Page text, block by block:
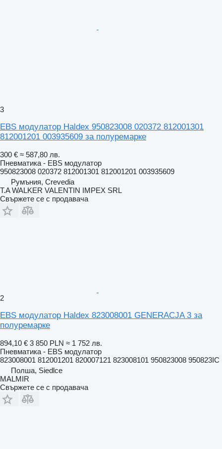
3
EBS модулатор Haldex 950823008 020372 812001301
812001201 003935609 за полуремарке
300 € ≈ 587,80 лв.
Пневматика - EBS модулатор
950823008 020372 812001301 812001201 003935609
Румъния, Crevedia
T.A WALKER VALENTIN IMPEX SRL
Свържете се с продавача
2
EBS модулатор Haldex 823008001 GENERACJA 3 за
полуремарке
894,10 € 3 850 PLN ≈ 1 752 лв.
Пневматика - EBS модулатор
823008001 812001201 820007121 823008101 950823008 950823IC
Полша, Siedlce
MALMIR
Свържете се с продавача